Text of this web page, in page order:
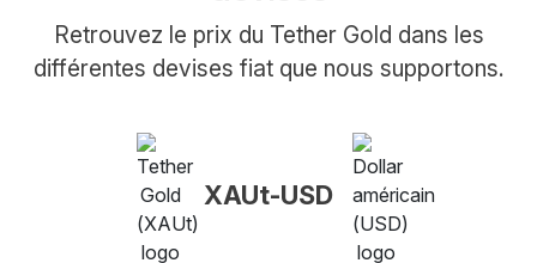
Retrouvez le prix du Tether Gold dans les
différentes devises fiat que nous supportons.
XAUt-USD